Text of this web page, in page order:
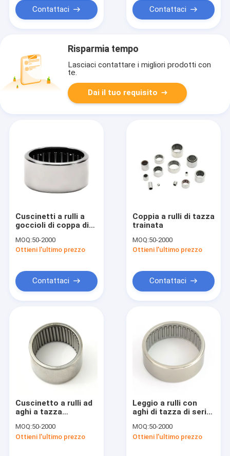
Contattaci Contattaci
Risparmia tempo
Lasciaci contattare i migliori prodotti con
te.
Dai il tuo requisito
Cuscinetti a rulli a
goccioli di coppa di
MOQ:50-2000
Ottieni l'ultimo prezzo
Contattaci
Coppia a rulli di tazza
trainata
MOQ:50-2000
Ottieni l'ultimo prezzo
Contattaci
Cuscinetto a rulli ad
aghi a tazza
complemento, serie
in pollici
MOQ:50-2000
Ottieni l'ultimo prezzo
Leggio a rulli con
aghi di tazza di serie
MOQ:50-2000
Ottieni l'ultimo prezzo